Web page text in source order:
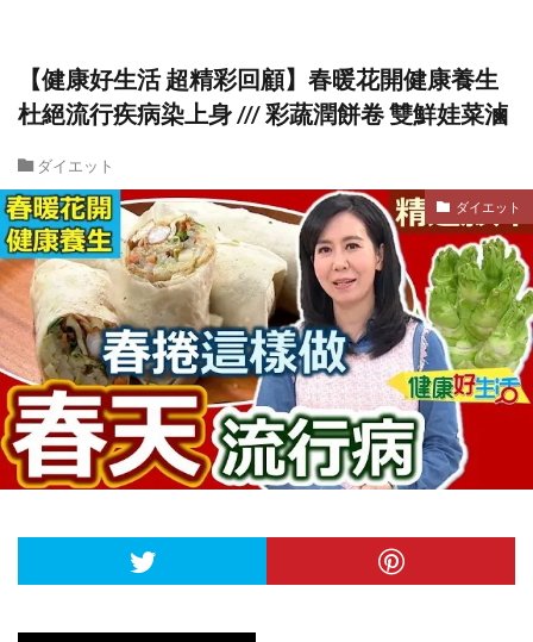
【健康好生活 超精彩回顧】春暖花開健康養生
杜絕流行疾病染上身 /// 彩蔬潤餅卷 雙鮮娃菜滷
ダイエット
ダイエット